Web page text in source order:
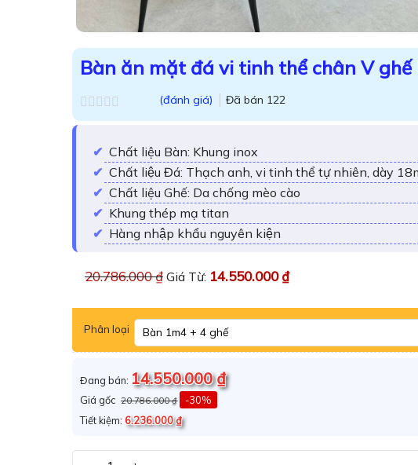
Bàn ăn mặt đá vi tinh thể chân V ghế
Được
0.0
(đánh giá) Đã bán 122
Chất liệu Bàn: Khung inox
Chất liệu Đá: Thạch anh, vi tinh thể tự nhiên, dày
Chất liệu Ghế: Da chống mèo cào
Khung thép mạ titan
Hàng nhập khẩu nguyên kiện
20.786.000₫ Giá Từ: 14.550.000₫
Phân loại
Đang bán: 14.550.000₫
Giá gốc 20.786.000₫
-30%
Tiết kiệm: 6.236.000₫